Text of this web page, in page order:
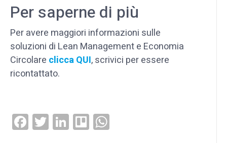
Per saperne di più
Per avere maggiori informazioni sulle
soluzioni di Lean Management e Economia
Circolare clicca QUI, scrivici per essere
ricontattato.
Facebook
Twitter
LinkedIn
Trello